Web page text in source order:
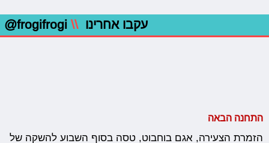
@frogifrogi \\ עקבו אחרינו
התחנה הבאה
הזמרת הצעירה, אגם בוחבוט, טסה בסוף השבוע להשקה של